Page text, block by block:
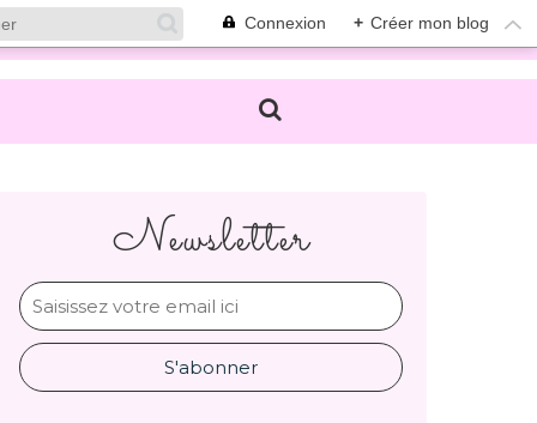
Connexion + Créer mon blog
Newsletter